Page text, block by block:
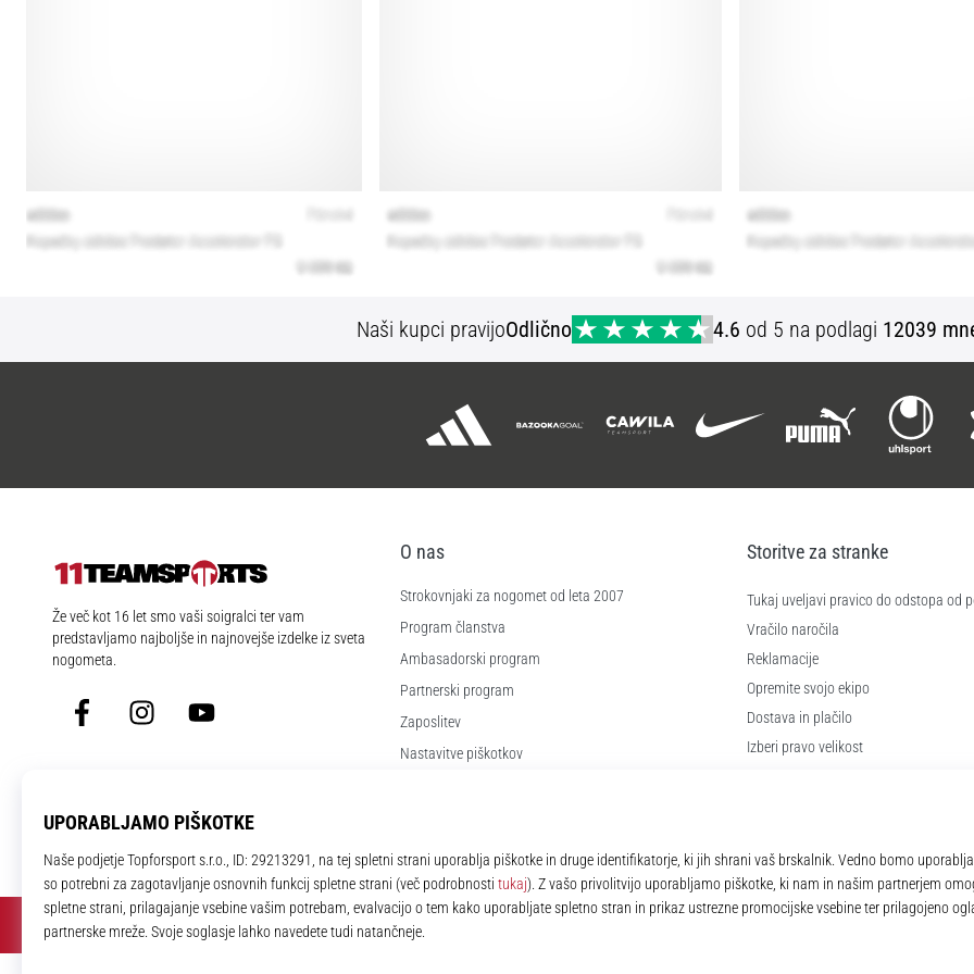
Naši kupci pravijoOdlično 4.6 od 5 na podlagi 12039
11teamsports.si
Že več kot 16 let smo vaši soigralci ter vam
predstavljamo najboljše in najnovejše izdelke iz sveta
nogometa.
FacebookInstagramYouTube
O nas
Strokovnjaki za nogomet od leta 2007
Program članstva
Ambasadorski program
Partnerski program
Zaposlitev
Nastavitve piškotkov
Storitve za stranke
Tukaj uveljavi pravico do odstopa od
Vračilo naročila
Reklamacije
Opremite svojo ekipo
Dostava in plačilo
Izberi pravo velikost